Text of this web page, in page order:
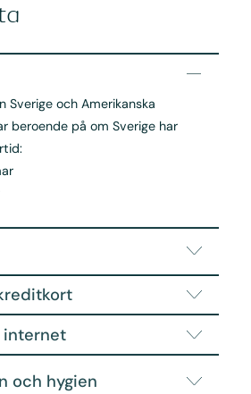
Sverige och Amerikanska
beroende på om Sverige har
internet
och hygien